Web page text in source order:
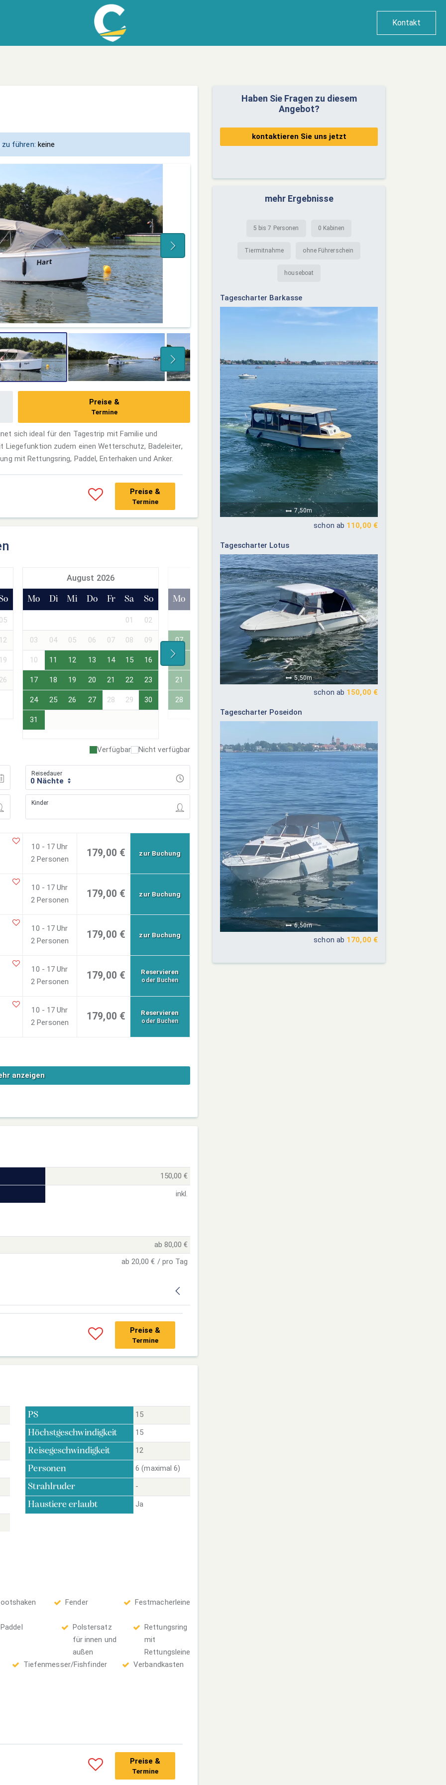
Kontakt
führen: keine
Preise &
Termine
sich ideal für den Tagestrip mit Familie und
Liegefunktion zudem einen Wetterschutz, Badeleiter,
mit Rettungsring, Paddel, Enterhaken und Anker.
Preise &
Termine
05
12
19
26
August 2026
Mo Di Mi Do Fr Sa So
01 02
03 04 05 06 07 08 09
10 11 12 13 14 15 16
17 18 19 20 21 22 23
24 25 26 27 28 29 30
31
September 2026
Mo Mi Do Fr Sa So
02 03 05 06
07 09 10 11 12 13
16 17 18 19 20
21 24 25 26 27
28
Oktober 2026
Mo Di Mi Do
05 06 07
12 13 14
19 20 21
Verfügbar Nicht verfügbar
Reisedauer
0 Nächte
Kinder
10 - 17 Uhr
2 Personen
179,00 € zur Buchung
10 - 17 Uhr
2 Personen
179,00 € zur Buchung
10 - 17 Uhr
2 Personen
179,00 € zur Buchung
10 - 17 Uhr
2 Personen
179,00 € Reservieren
oder Buchen
10 - 17 Uhr
2 Personen
179,00 € Reservieren
oder Buchen
anzeigen
150,00 €
inkl.
ab 80,00 €
ab 20,00 € / pro Tag
Preise &
Termine
PS 15
Höchstgeschwindigkeit 15
Reisegeschwindigkeit 12
Personen 6 (maximal 6)
Strahlruder -
Haustiere erlaubt Ja
Fender Festmacherleine
Paddel
Polstersatz
für innen und
außen
Rettungsring
mit
Rettungsleine
Tiefenmesser/Fishfinder Verbandkasten
Preise &
Termine
Haben Sie Fragen zu diesem
Angebot?
kontaktieren Sie uns jetzt
mehr Ergebnisse
5 bis 7 Personen 0 Kabinen
Tiermitnahme ohne Führerschein
houseboat
Tagescharter Barkasse
7,50m
schon ab 110,00 €
Tagescharter Lotus
5,50m
schon ab 150,00 €
Tagescharter Poseidon
6,50m
schon ab 170,00 €